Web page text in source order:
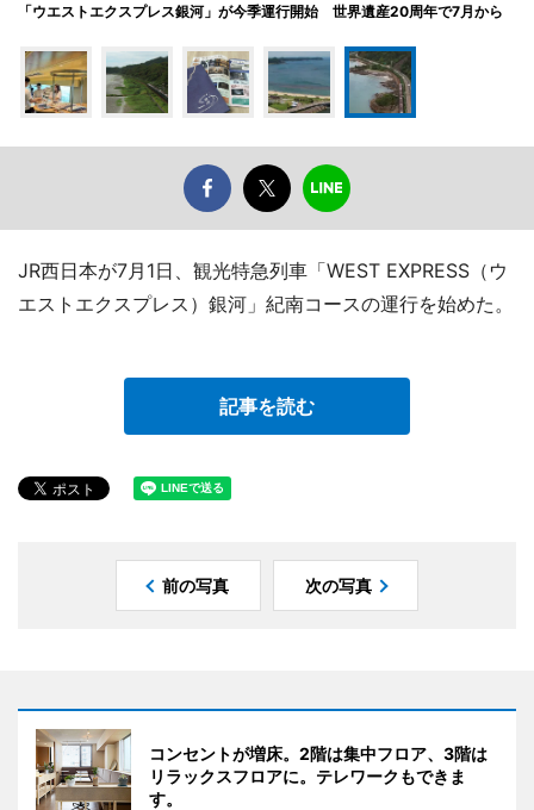
「ウエストエクスプレス銀河」が今季運行開始 世界遺産20周年で7月から
JR西日本が7月1日、観光特急列車「WEST EXPRESS（ウ
エストエクスプレス）銀河」紀南コースの運行を始めた。
記事を読む
前の写真 次の写真
コンセントが増床。2階は集中フロア、3階は
リラックスフロアに。テレワークもできま
す。